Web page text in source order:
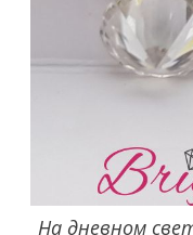
На дневном